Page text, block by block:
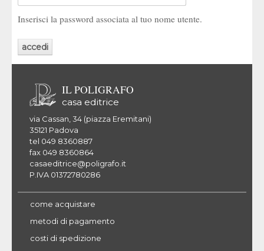
Inserisci la password associata al tuo nome utente.
IL POLIGRAFO
casa editrice
via Cassan, 34 (piazza Eremitani)
35121 Padova
tel 049 8360887
fax 049 8360864
casaeditrice@poligrafo.it
P.IVA 01372780286
come acquistare
metodi di pagamento
costi di spedizione